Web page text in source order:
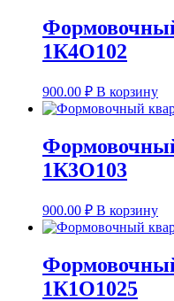
1К4О102
900.00 ₽ В корзину
1К3О103
900.00 ₽ В корзину
1К1О1025